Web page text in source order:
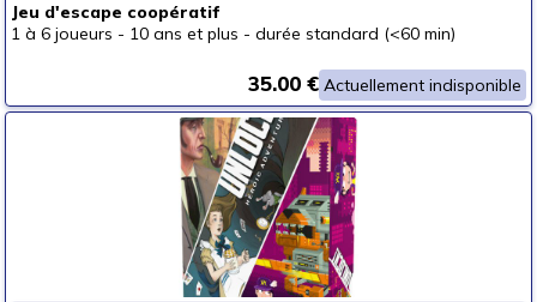
Jeu d'escape coopératif
1 à 6 joueurs - 10 ans et plus - durée standard (<60 min)
Actuellement indisponible
35.00 €